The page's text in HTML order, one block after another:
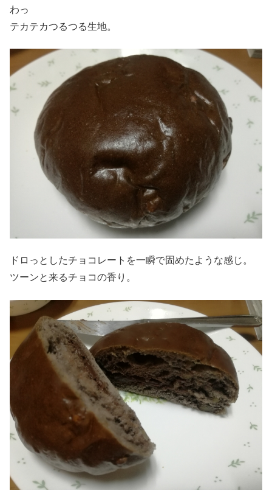
わっ
テカテカつるつる生地。
ドロっとしたチョコレートを一瞬で固めたような感じ。
ツーンと来るチョコの香り。